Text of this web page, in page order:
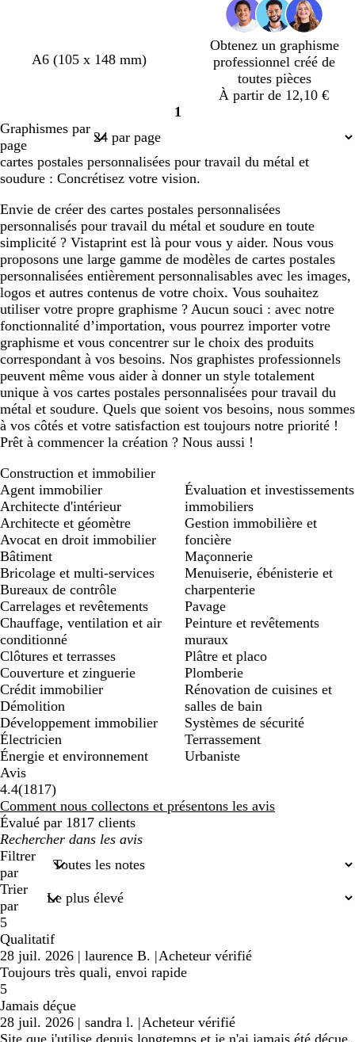
c
é
c
é
c
é
g
f
n
c
g
f
n
c
é
a
d
e
g
f
n
c
g
f
n
c
A6 (105 x 148 mm)
Obtenez un graphisme
professionnel créé de
toutes pièces
À partir de 12,10 €
Page
1
Graphismes par
page
cartes postales personnalisées pour travail du métal et
soudure : Concrétisez votre vision.
Envie de créer des cartes postales personnalisées
personnalisés pour travail du métal et soudure en toute
simplicité ? Vistaprint est là pour vous y aider. Nous vous
proposons une large gamme de modèles de cartes postales
personnalisées entièrement personnalisables avec les images,
logos et autres contenus de votre choix. Vous souhaitez
utiliser votre propre graphisme ? Aucun souci : avec notre
fonctionnalité d’importation, vous pourrez importer votre
graphisme et vous concentrer sur le choix des produits
correspondant à vos besoins. Nos graphistes professionnels
peuvent même vous aider à donner un style totalement
unique à vos cartes postales personnalisées pour travail du
métal et soudure. Quels que soient vos besoins, nous sommes
à vos côtés et votre satisfaction est toujours notre priorité !
Prêt à commencer la création ? Nous aussi !
Construction et immobilier
Agent immobilier
Architecte d'intérieur
Architecte et géomètre
Avocat en droit immobilier
Bâtiment
Bricolage et multi-services
Bureaux de contrôle
Carrelages et revêtements
Chauffage, ventilation et air
conditionné
Clôtures et terrasses
Couverture et zinguerie
Crédit immobilier
Démolition
Développement immobilier
Électricien
Énergie et environnement
Évaluation et investissements
immobiliers
Gestion immobilière et
foncière
Maçonnerie
Menuiserie, ébénisterie et
charpenterie
Pavage
Peinture et revêtements
muraux
Plâtre et placo
Plomberie
Rénovation de cuisines et
salles de bain
Systèmes de sécurité
Terrassement
Urbaniste
Avis
4.4(18171817
avis
)
Comment nous collectons et présentons les avis
Évalué par 1817 clients
Mes
recherches
saisies
Filtrer
par
Trier
par
5
Qualitatif
28 juil. 2026 | laurence B. |Acheteur vérifié
Toujours très quali, envoi rapide
5
Jamais déçue
28 juil. 2026 | sandra l. |Acheteur vérifié
Site que j'utilise depuis longtemps et je n'ai jamais été déçue.